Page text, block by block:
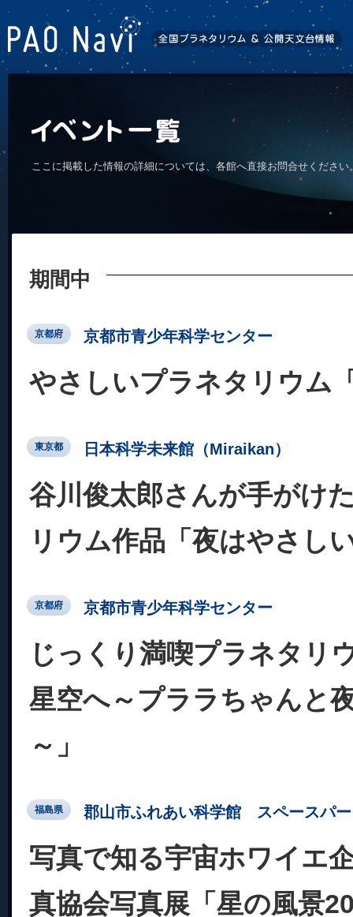
ここに掲載した情報の詳細については、各館へ直接お問合せくださ
期間中
京都府 京都市青少年科学センター
やさしいプラネタリウム
東京都 日本科学未来館（Miraikan）
谷川俊太郎さんが手がけ
リウム作品「夜はやさし
京都府 京都市青少年科学センター
じっくり満喫プラネタリ
星空へ～プララちゃんと
～」
福島県 郡山市ふれあい科学館 スペースパ
写真で知る宇宙ホワイエ
真協会写真展「星の風景